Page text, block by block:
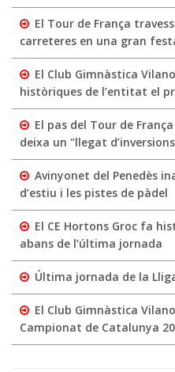
El Tour de França
carreteres en una gran
El Club Gimnàstica
històriques de l’entitat el
El pas del Tour de
deixa un "llegat
Avinyonet del Penedès
d’estiu i les pistes de pàdel
El CE Hortons Groc fa
abans de l’última jornada
Última jornada de la
El Club Gimnàstica
Campionat de Catalunya